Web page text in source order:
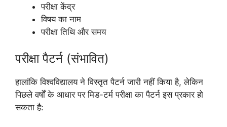
परीक्षा केंद्र
विषय का नाम
परीक्षा तिथि और समय
परीक्षा पैटर्न (संभावित)
हालांकि विश्वविद्यालय ने विस्तृत पैटर्न जारी नहीं किया है, लेकिन
पिछले वर्षों के आधार पर मिड-टर्म परीक्षा का पैटर्न इस प्रकार हो
सकता है: